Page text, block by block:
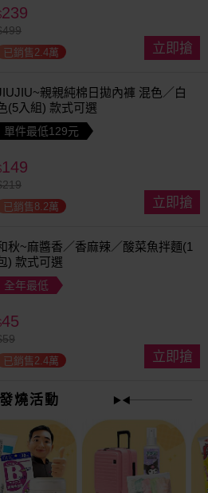
239
499
已銷售2.4萬 立即搶
親親純棉日拋內褲 混色／白
(5入組) 款式可選
單件最低129元
149
219
已銷售8.2萬 立即搶
秋~麻醬香／香麻辣／酸菜魚拌麵(1
) 款式可選
全年最低
45
59
已銷售2.4萬 立即搶
發燒活動